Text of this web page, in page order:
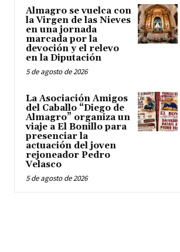
Almagro se vuelca con
la Virgen de las Nieves
en una jornada
marcada por la
devoción y el relevo
en la Diputación
5 de agosto de 2026
La Asociación Amigos
del Caballo “Diego de
Almagro” organiza un
viaje a El Bonillo para
presenciar la
actuación del joven
rejoneador Pedro
Velasco
5 de agosto de 2026